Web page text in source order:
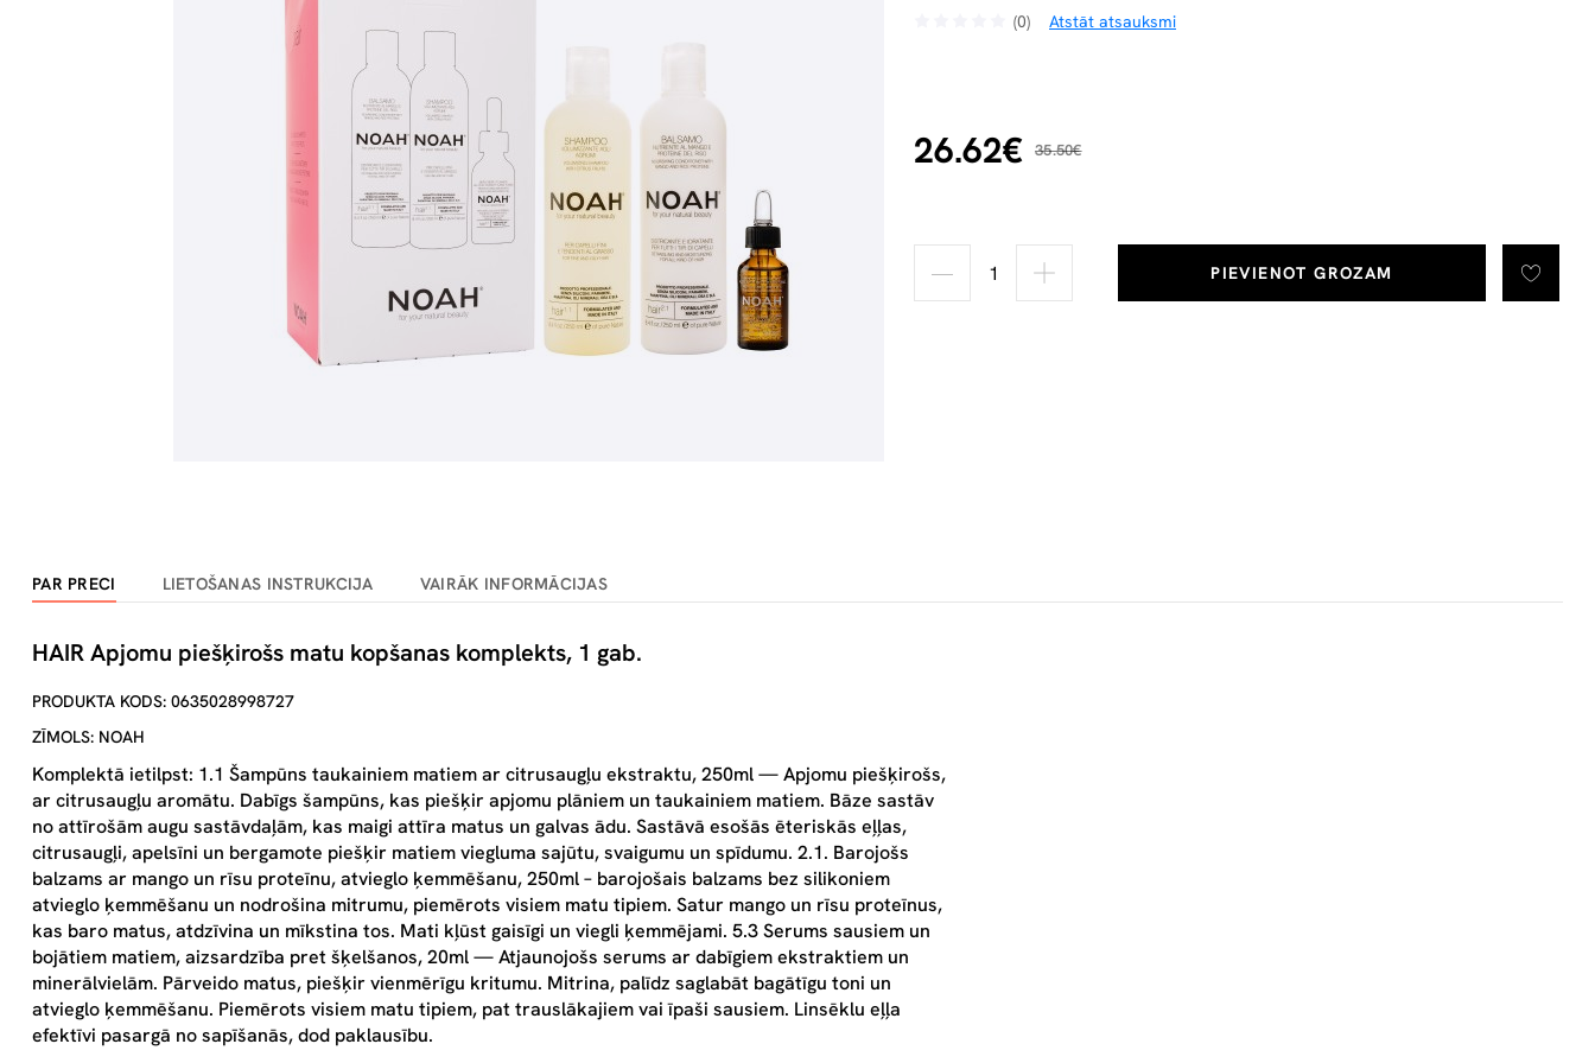
(0) Atstāt atsauksmi
26.62€ 35.50€
PIEVIENOT GROZAM
PAR PRECI LIETOŠANAS INSTRUKCIJA VAIRĀK INFORMĀCIJAS
HAIR Apjomu piešķirošs matu kopšanas komplekts, 1 gab.
PRODUKTA KODS: 0635028998727
ZĪMOLS: NOAH
Komplektā ietilpst: 1.1 Šampūns taukainiem matiem ar citrusaugļu ekstraktu, 250ml — Apjomu piešķirošs,
ar citrusaugļu aromātu. Dabīgs šampūns, kas piešķir apjomu plāniem un taukainiem matiem. Bāze sastāv
no attīrošām augu sastāvdaļām, kas maigi attīra matus un galvas ādu. Sastāvā esošās ēteriskās eļļas,
citrusaugļi, apelsīni un bergamote piešķir matiem viegluma sajūtu, svaigumu un spīdumu. 2.1. Barojošs
balzams ar mango un rīsu proteīnu, atvieglo ķemmēšanu, 250ml – barojošais balzams bez silikoniem
atvieglo ķemmēšanu un nodrošina mitrumu, piemērots visiem matu tipiem. Satur mango un rīsu proteīnus,
kas baro matus, atdzīvina un mīkstina tos. Mati kļūst gaisīgi un viegli ķemmējami. 5.3 Serums sausiem un
bojātiem matiem, aizsardzība pret šķelšanos, 20ml — Atjaunojošs serums ar dabīgiem ekstraktiem un
minerālvielām. Pārveido matus, piešķir vienmērīgu kritumu. Mitrina, palīdz saglabāt bagātīgu toni un
atvieglo ķemmēšanu. Piemērots visiem matu tipiem, pat trauslākajiem vai īpaši sausiem. Linsēklu eļļa
efektīvi pasargā no sapīšanās, dod paklausību.